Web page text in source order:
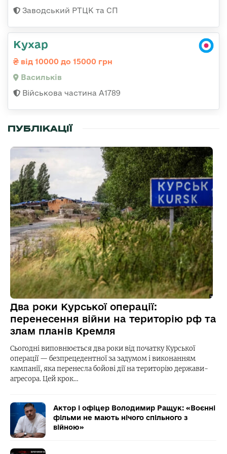
Заводський РТЦК та СП
Кухар
від 10000 до 15000 грн
Васильків
Військова частина А1789
ПУБЛІКАЦІЇ
Два роки Курської операції:
перенесення війни на територію рф та
злам планів Кремля
Сьогодні виповнюється два роки від початку Курської
операції — безпрецедентної за задумом і виконанням
кампанії, яка перенесла бойові дії на територію держави-
агресора. Цей крок…
Актор і офіцер Володимир Ращук: «Воєнні
фільми не мають нічого спільного з
війною»